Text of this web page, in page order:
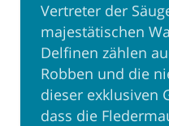
Vertreter der
majestätischen
Delfinen zählen
Robben und die
dieser exklusiven
dass die